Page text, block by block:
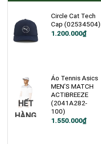
Circle Cat Tech
Cap (02534504)
1.200.000₫
HẾT
HÀNG
Áo Tennis Asics
MEN’S MATCH
ACTIBREEZE
(2041A282-
100)
1.550.000₫